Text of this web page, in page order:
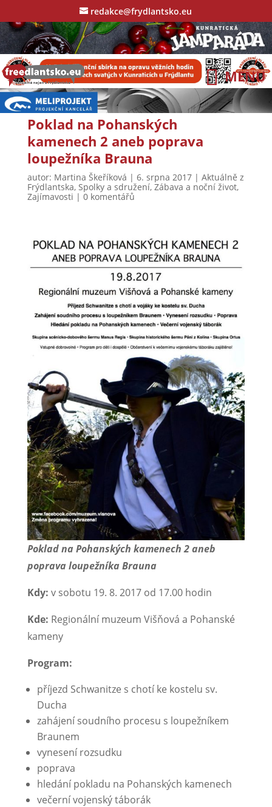
redakce@frydlantsko.eu
Poklad na Pohanských
kamenech 2 aneb poprava
loupežníka Brauna
autor: Martina Škeříková | 6. srpna 2017| Aktuálně z
Frýdlantska, Spolky a sdružení, Zábava a noční život,
Zajímavosti | 0 komentářů
Poklad na Pohanských kamenech 2 aneb
poprava loupežníka Brauna
Kdy: v sobotu 19. 8. 2017 od 17.00 hodin
Kde: Regionální muzeum Višňová a Pohanské
kameny
Program:
příjezd Schwanitze s chotí ke kostelu sv.
Ducha
zahájení soudního procesu s loupežníkem
Braunem
vynesení rozsudku
poprava
hledání pokladu na Pohanských kamenech
večerní vojenský táborák